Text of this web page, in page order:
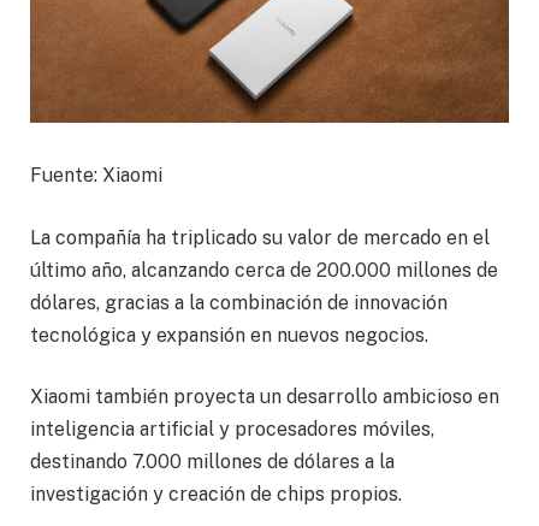
Fuente: Xiaomi
La compañía ha triplicado su valor de mercado en el
último año, alcanzando cerca de 200.000 millones de
dólares, gracias a la combinación de innovación
tecnológica y expansión en nuevos negocios.
Xiaomi también proyecta un desarrollo ambicioso en
inteligencia artificial y procesadores móviles,
destinando 7.000 millones de dólares a la
investigación y creación de chips propios.